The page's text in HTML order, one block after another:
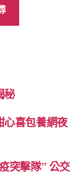
秘
心喜包養網夜
突擊隊” 公交